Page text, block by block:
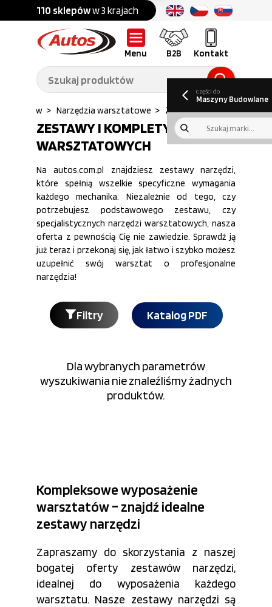
110 sklepóww 3 krajach Ponad 700 marek
Menu B2B Kontakt
Części do:
Ciężarówek,
przyczep,
naczep
Części do:
budowlanych
B2BGaleria
Oferty pracy
kwartalny
Części do
Maszyny Budowlane
> Narzędzia warsztatowe > Zestawy narzedzi
ZESTAWY I KOMPLETY NARZĘDZI
WARSZTATOWYCH
Na autos.com.pl znajdziesz zestawy narzędzi,
które spełnią wszelkie specyficzne wymagania
każdego mechanika. Niezależnie od tego, czy
potrzebujesz podstawowego zestawu, czy
specjalistycznych narzędzi warsztatowych, nasza
oferta z pewnością Cię nie zawiedzie. Sprawdź ją
już teraz i przekonaj się, jak łatwo i szybko możesz
uzupełnić swój warsztat o profesjonalne
narzędzia!
Filtry Katalog PDF
Dla wybranych parametrów
wyszukiwania nie znaleźliśmy żadnych
produktów.
Kompleksowe wyposażenie
warsztatów – znajdź idealne
zestawy narzędzi
Zapraszamy do skorzystania z naszej
bogatej oferty zestawów narzędzi,
idealnej do wyposażenia każdego
warsztatu. Nasze zestawy narzędzi są